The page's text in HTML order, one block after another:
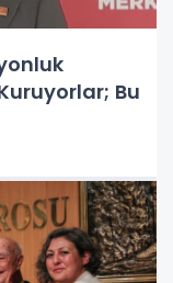
Bu